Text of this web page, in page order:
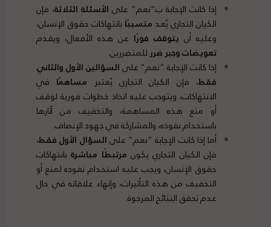
إذا كانت الإجابة ب”نعم” على الأسئلة الثلاثة، فإن
الكيان التجاري يُعد متسببًا بانتهاكات حقوق الإنسان،
وعليه أن يتوقف فورًا عن هذه الأفعال، ويقدم
تعويضات وجبر ضررللمتضررين.
إذا كانت الإجابة “نعم” علىالسؤالين الأول والثاني
فقط، فإن الكيان التجاري يُعتبر مساهمًا في
الانتهاكات، ويتوجب عليه اتخاذ خطوات فورية لوقف
أو منع هذه المساهمة، والتخفيف من آثارها
باستخدام نفوذه، والمشاركة في جهود الإنصاف.
أما إذا كانت الإجابة “نعم” علىالسؤال الأول فقط،
فإن الكيان التجاري يكون مرتبطًا مباشرةبانتهاكات
حقوق الإنسان، ويجب عليه استخدام نفوذه لمنع أو
التخفيف من هذه التأثيرات، وإنهاء علاقاته في حال
عدم تحقق النتائج المرجوة.